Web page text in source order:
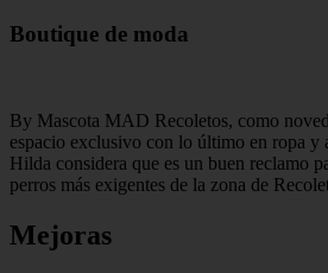
Boutique de moda
By Mascota MAD Recoletos, como
espacio exclusivo con lo último en ropa y
Hilda considera que es un buen reclamo
perros más exigentes de la zona de
Mejoras